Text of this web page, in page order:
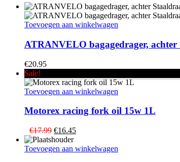
Toevoegen aan winkelwagen
ATRANVELO bagagedrager,
€20.95
Sale!
Toevoegen aan winkelwagen
Motorex racing fork oil 15w 1L
€17.99 Oorspronkelijke
prijs
was:
€16.45Huidige
is:
Toevoegen aan winkelwagen